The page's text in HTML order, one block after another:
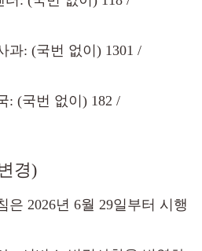
과: (국번 없이) 1301 /
: (국번 없이) 182 /
경)
은 2026년 6월 29일부터 시행